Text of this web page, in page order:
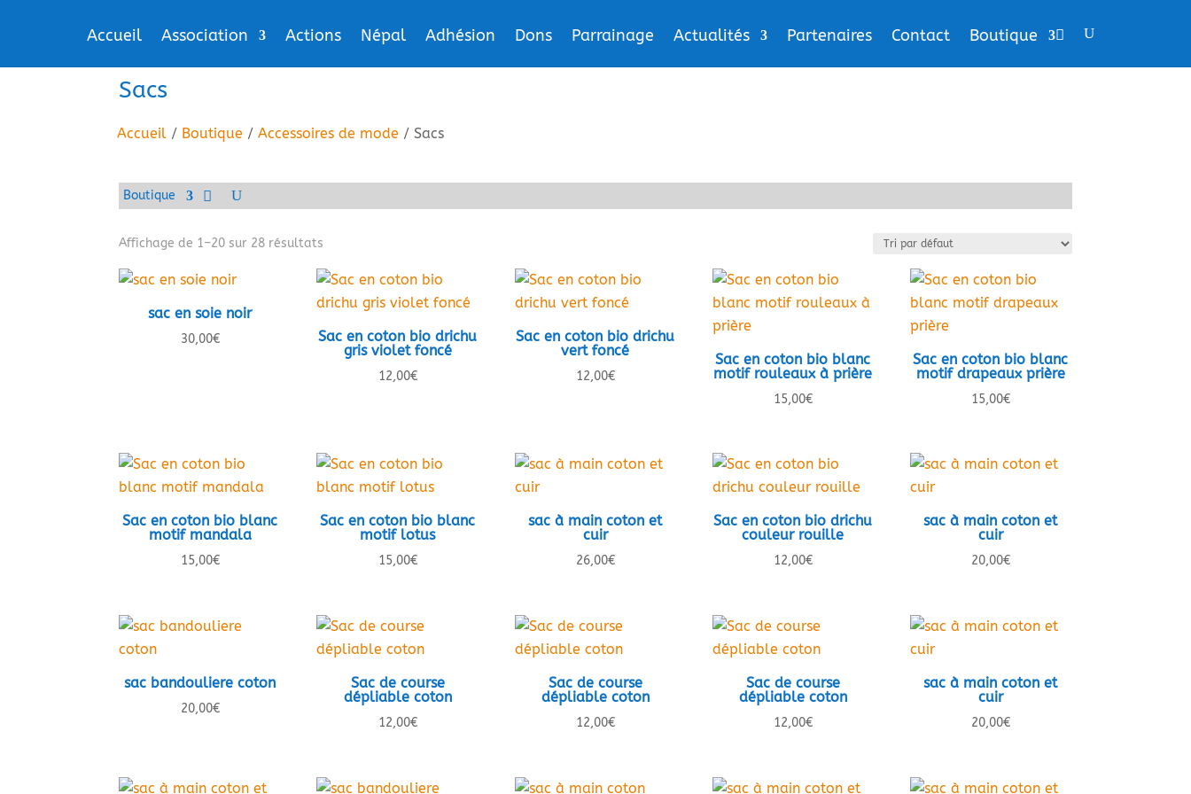
Accueil Association Actions Népal Adhésion Dons Parrainage Actualités Partenaires Contact Boutique
Sacs
Accueil / Boutique / Accessoires de mode / Sacs
Boutique
Affichage de 1–20 sur 28 résultats
sac en soie noir
30,00€
Sac en coton bio drichu
gris violet foncé
12,00€
Sac en coton bio drichu
vert foncé
12,00€
Sac en coton bio blanc
motif rouleaux à prière
15,00€
Sac en coton bio blanc
motif drapeaux prière
15,00€
Sac en coton bio blanc
motif mandala
15,00€
Sac en coton bio blanc
motif lotus
15,00€
sac à main coton et
cuir
26,00€
Sac en coton bio drichu
couleur rouille
12,00€
sac à main coton et
cuir
20,00€
sac bandouliere coton
20,00€
Sac de course
dépliable coton
12,00€
Sac de course
dépliable coton
12,00€
Sac de course
dépliable coton
12,00€
sac à main coton et
cuir
20,00€